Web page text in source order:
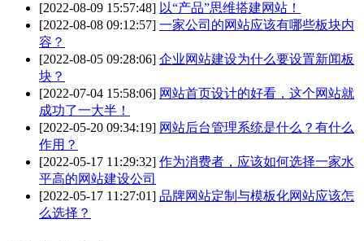
[2022-08-09 15:57:48] 以“产品”思维搭建网站！
[2022-08-08 09:12:57] 一家公司的网站应该有哪些板块内
容？
[2022-08-05 09:28:06] 企业网站建设为什么要设置新闻板
块？
[2022-07-04 15:58:06] 网站首页设计的好看，这个网站就
成功了一大半！
[2022-05-20 09:34:19] 网站后台管理系统是什么？有什么
作用？
[2022-05-17 11:29:32] 作为消费者，应该如何选择一家水
平高的网站建设公司
[2022-05-17 11:27:01] 品牌网站定制与模板化网站应该怎
么选择？